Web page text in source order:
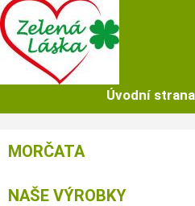
Úvodní strana
MORČATA
NAŠE VÝROBKY